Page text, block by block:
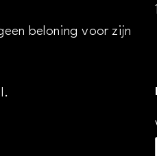
beloning voor zijn